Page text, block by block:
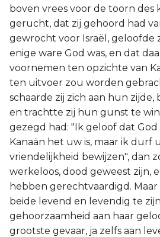
boven vrees voor de toorn des
gerucht, dat zij gehoord had
gewrocht voor Israël, geloofde
enige ware God was, en dat
voornemen ten opzichte van
ten uitvoer zou worden
schaarde zij zich aan hun zijde,
en trachtte zij hun gunst te
gezegd had: "Ik geloof dat God
Kanaän het uw is, maar ik durf
vriendelijkheid bewijzen", dan
werkeloos, dood geweest zijn,
hebben gerechtvaardigd.
beide levend en levendig te
gehoorzaamheid aan haar
grootste gevaar, ja zelfs aan